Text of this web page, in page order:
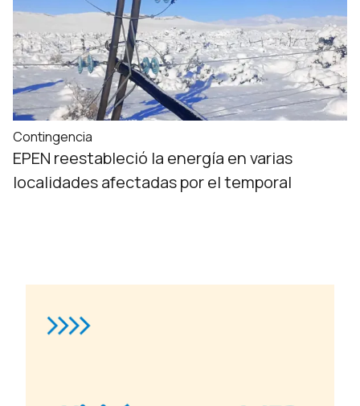
Contingencia
EPEN reestableció la energía en varias
localidades afectadas por el temporal